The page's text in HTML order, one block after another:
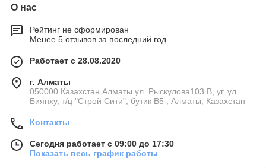
О нас
Рейтинг не сформирован
Менее 5 отзывов за последний год
Работает с 28.08.2020
г. Алматы
050000 Казахстан Алматы ул. Рыскулова103 В, уг. ул.
Биянху, т/ц "Строй Сити", бутик В5 , Алматы, Казахстан
Контакты
Сегодня работает с 09:00 до 17:30
Показать весь график работы